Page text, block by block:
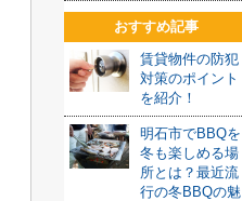
おすすめ記事
賃貸物件の防犯
対策のポイント
を紹介！
明石市でBBQを
冬も楽しめる場
所とは？最近流
行の冬BBQの魅